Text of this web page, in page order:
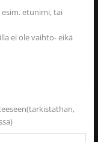
etunimi, tai
ei ole vaihto- eikä